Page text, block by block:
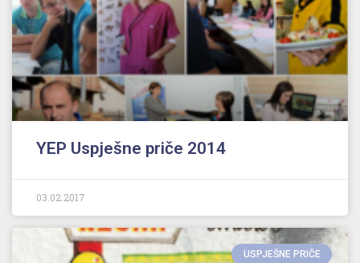
YEP Uspješne priče 2014
03.02.2017
USPJEŠNE PRIČE